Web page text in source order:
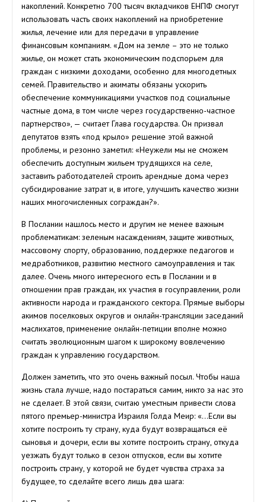
накоплений. Конкретно 700 тысяч вкладчиков ЕНПФ смогут
использовать часть своих накоплений на приобретение
жилья, лечение или для передачи в управление
финансовым компаниям. «Дом на земле – это не только
жилье, он может стать экономическим подспорьем для
граждан с низкими доходами, особенно для многодетных
семей. Правительство и акиматы обязаны ускорить
обеспечение коммуникациями участков под социальные
частные дома, в том числе через государственно-частное
партнерство», — считает Глава государства. Он призвал
депутатов взять «под крыло» решение этой важной
проблемы, и резонно заметил: «Неужели мы не сможем
обеспечить доступным жильем трудящихся на селе,
заставить работодателей строить арендные дома через
субсидирование затрат и, в итоге, улучшить качество жизни
наших многочисленных сограждан?».
В Послании нашлось место и другим не менее важным
проблематикам: зеленым насаждениям, защите животных,
массовому спорту, образованию, поддержке педагогов и
медработников, развитию местного самоуправления и так
далее. Очень много интересного есть в Послании и в
отношении прав граждан, их участия в госуправлении, роли
активности народа и гражданского сектора. Прямые выборы
акимов поселковых округов и онлайн-трансляции заседаний
маслихатов, применение онлайн-петиции вполне можно
считать эволюционным шагом к широкому вовлечению
граждан к управлению государством.
Должен заметить, что это очень важный посыл. Чтобы наша
жизнь стала лучше, надо постараться самим, никто за нас это
не сделает. В этой связи, считаю уместным привести слова
пятого премьер-министра Израиля Голда Меир: «…Если вы
хотите построить ту страну, куда будут возвращаться её
сыновья и дочери, если вы хотите построить страну, откуда
уезжать будут только в сезон отпусков, если вы хотите
построить страну, у которой не будет чувства страха за
будущее, то сделайте всего лишь два шага: